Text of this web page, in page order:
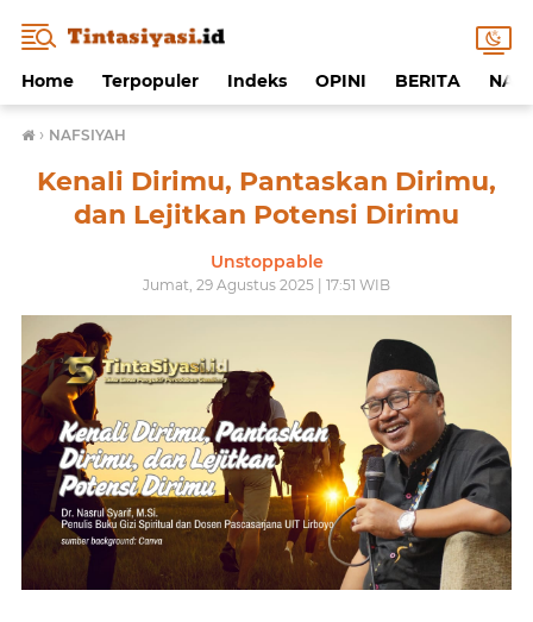
Home Terpopuler Indeks OPINI BERITA
› NAFSIYAH
Kenali Dirimu, Pantaskan Dirimu,
dan Lejitkan Potensi Dirimu
Unstoppable
Jumat, 29 Agustus 2025 | 17:51 WIB